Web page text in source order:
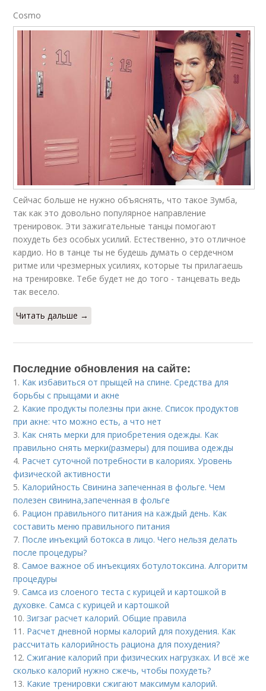
Cosmo
Сейчас больше не нужно объяснять, что такое Зумба,
так как это довольно популярное направление
тренировок. Эти зажигательные танцы помогают
похудеть без особых усилий. Естественно, это отличное
кардио. Но в танце ты не будешь думать о сердечном
ритме или чрезмерных усилиях, которые ты прилагаешь
на тренировке. Тебе будет не до того - танцевать ведь
так весело.
Читать дальше →
Последние обновления на сайте:
1. Как избавиться от прыщей на спине. Средства для
борьбы с прыщами и акне
2. Какие продукты полезны при акне. Список продуктов
при акне: что можно есть, а что нет
3. Как снять мерки для приобретения одежды. Как
правильно снять мерки(размеры) для пошива одежды
4. Расчет суточной потребности в калориях. Уровень
физической активности
5. Калорийность Свинина запеченная в фольге. Чем
полезен свинина,запеченная в фольге
6. Рацион правильного питания на каждый день. Как
составить меню правильного питания
7. После инъекций бoтoкса в лицо. Чего нельзя делать
после процедуры?
8.Самое важное об инъекциях ботулотоксина. Алгоритм
процедуры
9.Самса из слоеного теста с курицей и картошкой в
духовке. Самса с курицей и картошкой
10.Зигзаг расчет калорий. Общие правила
11. Расчет дневной нормы калорий для похудения. Как
рассчитать калорийность рациона для похудения?
12.Сжигание калорий при физических нагрузках. И всё же
сколько калорий нужно сжечь, чтобы похудеть?
13. Какие тренировки сжигают максимум калорий.